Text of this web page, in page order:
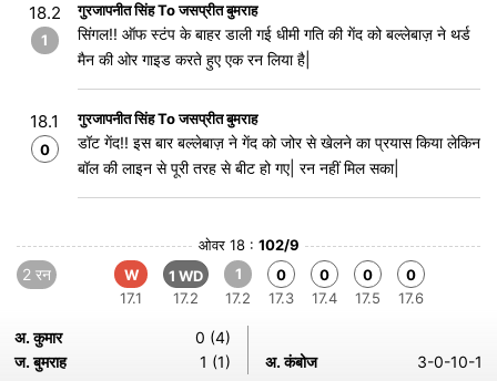
18.2
1
गुरजापनीत सिंह To जसप्रीत बुमराह
सिंगल!! ऑफ स्टंप के बाहर डाली गई धीमी गति की गेंद को बल्लेबाज़ ने थर्ड
मैन की ओर गाइड करते हुए एक रन लिया है|
18.1
0
गुरजापनीत सिंह To जसप्रीत बुमराह
डॉट गेंद!! इस बार बल्लेबाज़ ने गेंद को जोर से खेलने का प्रयास किया लेकिन
बॉल की लाइन से पूरी तरह से बीट हो गए| रन नहीं मिल सका|
ओवर 18 : 102/9
2 रन
W
17.1
1 WD
17.2
1
17.2
0
17.3
0
17.4
0
17.5
0
17.6
अ. कुमार
0 (4)
ज. बुमराह
1 (1) अ. कंबोज 3-0-10-1